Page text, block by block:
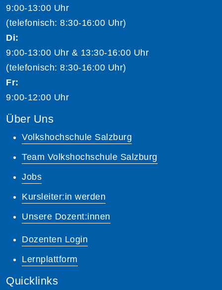
9:00-13:00 Uhr
(telefonisch: 8:30-16:00 Uhr)
Di:
9:00-13:00 Uhr & 13:30-16:00 Uhr
(telefonisch: 8:30-16:00 Uhr)
Fr:
9:00-12:00 Uhr
Über Uns
Volkshochschule Salzburg
Team Volkshochschule Salzburg
Jobs
Kursleiter:in werden
Unsere Dozent:innen
Dozenten Login
Lernplattform
Quicklinks